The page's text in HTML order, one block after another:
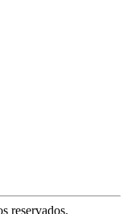
reservados.